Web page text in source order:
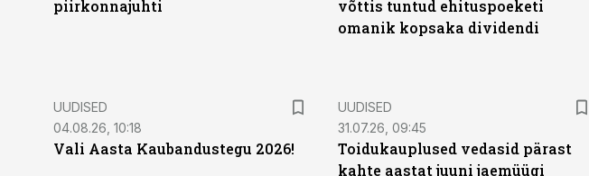
piirkonnajuhti
võttis tuntud ehituspoeketi
omanik kopsaka dividendi
UUDISED
04.08.26, 10:18
Vali Aasta Kaubandustegu 2026!
UUDISED
31.07.26, 09:45
Toidukauplused vedasid pärast
kahte aastat juuni jaemüügi